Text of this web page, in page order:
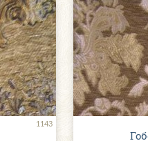
1143